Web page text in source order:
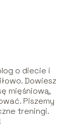
o diecie i
Dowiesz
mięśniową,
Piszemy
treningi.